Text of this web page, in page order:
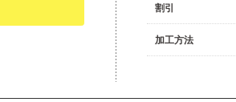
割引
加工方法